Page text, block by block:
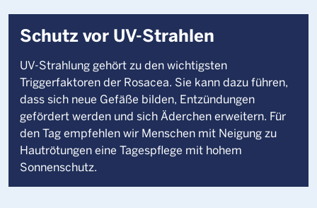
Schutz vor UV-Strahlen
UV-Strahlung gehört zu den wichtigsten
Triggerfaktoren der Rosacea. Sie kann dazu führen,
dass sich neue Gefäße bilden, Entzündungen
gefördert werden und sich Äderchen erweitern. Für
den Tag empfehlen wir Menschen mit Neigung zu
Hautrötungen eine Tagespflege mit hohem
Sonnenschutz.